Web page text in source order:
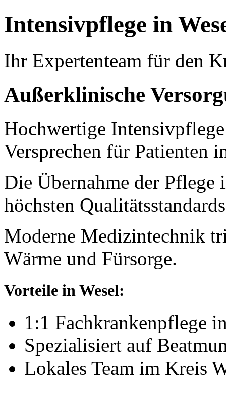
Intensivpflege in
Ihr Expertenteam für den
Außerklinische
Hochwertige
Versprechen für Patienten
Die Übernahme der Pflege
höchsten
Moderne Medizintechnik
Wärme und Fürsorge.
Vorteile in Wesel:
1:1 Fachkrankenpflege
Spezialisiert auf
Lokales Team im Kreis